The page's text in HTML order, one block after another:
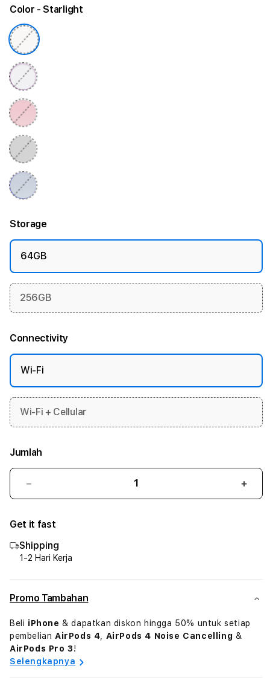
Color - Starlight
Storage
64GB
256GB
Connectivity
Wi-Fi
Wi-Fi + Cellular
Jumlah
Kurangi
jumlah
iPad
Air
5th
Generation
Get it fast
Shipping
1-2 Hari Kerja
Promo Tambahan
Beli iPhone & dapatkan diskon hingga 50% untuk setiap
pembelian AirPods 4 AirPods 4 Noise Cancelling &
AirPods Pro 3!
Selengkapnya